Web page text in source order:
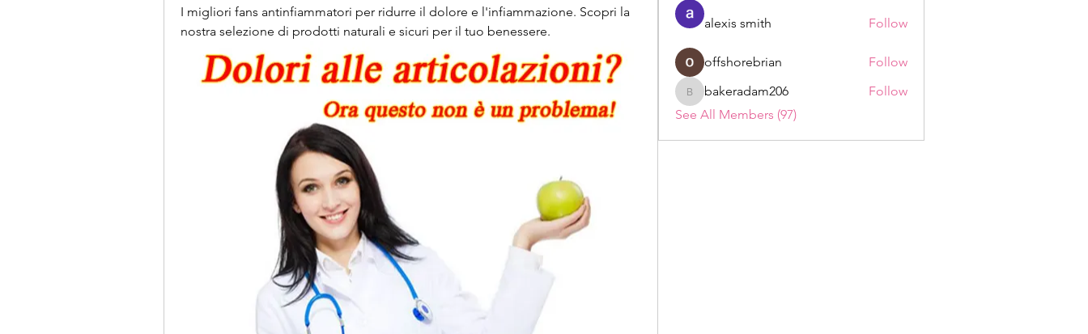
I migliori fans antinfiammatori per ridurre il dolore e l'infiammazione. Scopri la
nostra selezione di prodotti naturali e sicuri per il tuo benessere.
alexis smith Follow
offshorebrian Follow
bakeradam206
bakeradam206
Follow
See All Members (97)